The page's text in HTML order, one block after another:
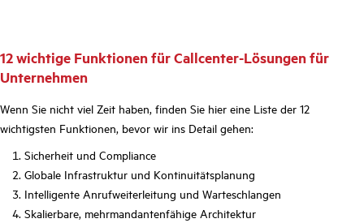
12 wichtige Funktionen für Callcenter-Lösungen für
Unternehmen
Wenn Sie nicht viel Zeit haben, finden Sie hier eine Liste der 12
wichtigsten Funktionen, bevor wir ins Detail gehen:
Sicherheit und Compliance
Globale Infrastruktur und Kontinuitätsplanung
Intelligente Anrufweiterleitung und Warteschlangen
Skalierbare, mehrmandantenfähige Architektur